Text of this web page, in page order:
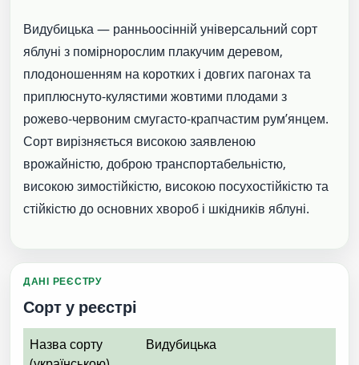
Видубицька — ранньоосінній універсальний сорт
яблуні з помірнорослим плакучим деревом,
плодоношенням на коротких і довгих пагонах та
приплюснуто-кулястими жовтими плодами з
рожево-червоним смугасто-крапчастим рум’янцем.
Сорт вирізняється високою заявленою
врожайністю, доброю транспортабельністю,
високою зимостійкістю, високою посухостійкістю та
стійкістю до основних хвороб і шкідників яблуні.
ДАНІ РЕЄСТРУ
Сорт у реєстрі
Назва сорту
Видубицька